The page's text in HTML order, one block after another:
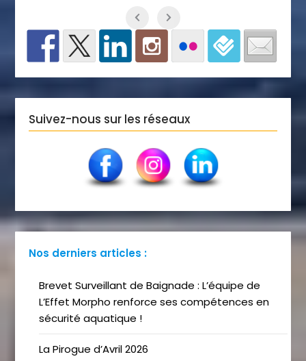
Suivez-nous sur les réseaux
Nos derniers articles :
Brevet Surveillant de Baignade : L’équipe de
L’Effet Morpho renforce ses compétences en
sécurité aquatique !
La Pirogue d’Avril 2026